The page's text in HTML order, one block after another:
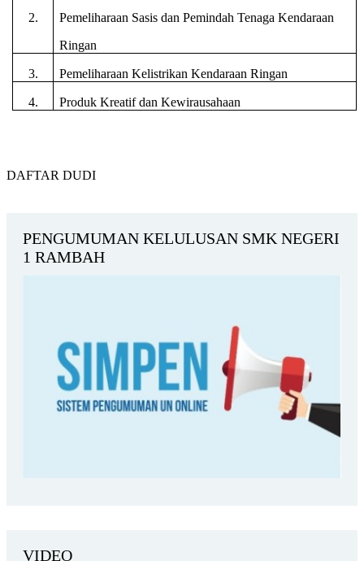
2.
Pemeliharaan Sasis dan Pemindah Tenaga Kendaraan
Ringan
3. Pemeliharaan Kelistrikan Kendaraan Ringan
4. Produk Kreatif dan Kewirausahaan
DAFTAR DUDI
PENGUMUMAN KELULUSAN SMK NEGERI
1 RAMBAH
VIDEO